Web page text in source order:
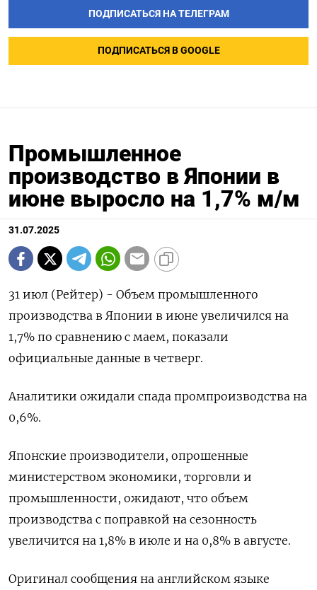
ПОДПИСАТЬСЯ НА ТЕЛЕГРАМ
ПОДПИСАТЬСЯ В GOOGLE
Промышленное
производство в Японии в
июне выросло на 1,7% м/м
31.07.2025
31 июл (Рейтер) - Объем промышленного
производства в Японии в июне увеличился на
1,7% по сравнению с маем, показали
официальные данные в четверг.
Аналитики ожидали спада промпроизводства на
0,6%.
Японские производители, опрошенные
министерством экономики, торговли и
промышленности, ожидают, что объем
производства с поправкой на сезонность
увеличится на 1,8% в июле и на 0,8% в августе.
Оригинал сообщения на английском языке